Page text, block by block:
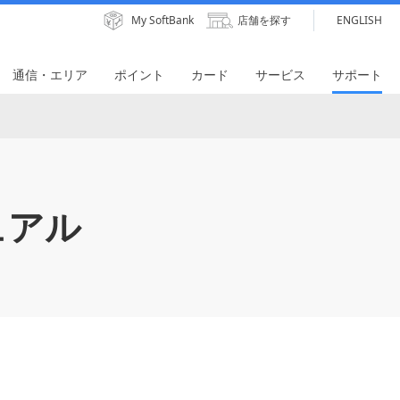
My SoftBank 店舗を探す ENGLISH
通信・エリア ポイント カード サービス サポート
ル